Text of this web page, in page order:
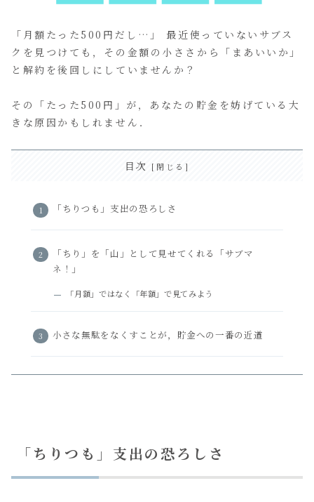
「月額たった500円だし…」 最近使っていないサブス
クを見つけても，その金額の小ささから「まあいいか」
と解約を後回しにしていませんか？
その「たった500円」が，あなたの貯金を妨げている大
きな原因かもしれません．
目次
「ちりつも」支出の恐ろしさ
「ちり」を「山」として見せてくれる「サブマ
ネ！」
「月額」ではなく「年額」で見てみよう
小さな無駄をなくすことが，貯金への一番の近道
「ちりつも」支出の恐ろしさ